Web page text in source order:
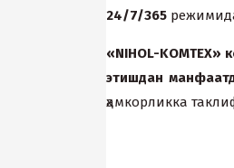
24/7/365
«NIHOL-KOMTEX»
этишдан
ҳамкорликка